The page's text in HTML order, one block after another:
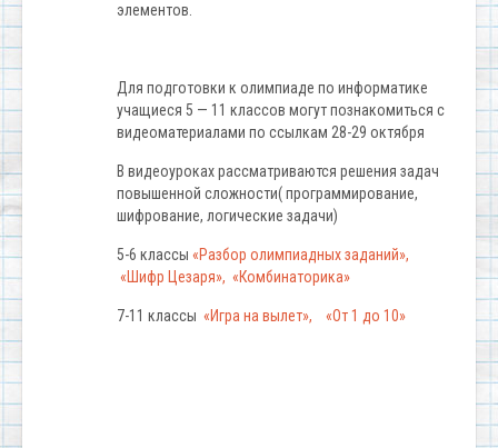
элементов.
Для подготовки к олимпиаде по информатике
учащиеся 5 — 11 классов могут познакомиться с
видеоматериалами по ссылкам 28-29 октября
В видеоуроках рассматриваются решения задач
повышенной сложности( программирование,
шифрование, логические задачи)
5-6 классы «Разбор олимпиадных заданий»,
«Шифр Цезаря», «Комбинаторика»
7-11 классы «Игра на вылет», «От 1 до 10»